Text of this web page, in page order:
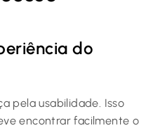
do
pela usabilidade. Isso
encontrar facilmente o